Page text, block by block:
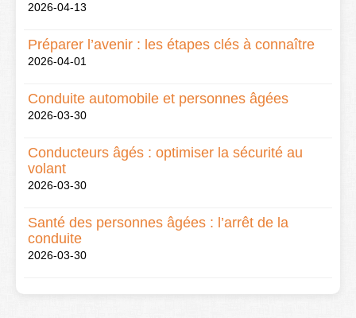
2026-04-13
Préparer l’avenir : les étapes clés à connaître
2026-04-01
Conduite automobile et personnes âgées
2026-03-30
Conducteurs âgés : optimiser la sécurité au
volant
2026-03-30
Santé des personnes âgées : l’arrêt de la
conduite
2026-03-30